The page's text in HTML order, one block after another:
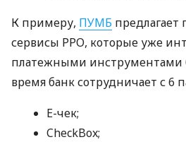
К примеру, ПУМБ предлагает
сервисы РРО, которые уже
платежными инструментами
время банк сотрудничает с 6
E-чек;
CheckBox;